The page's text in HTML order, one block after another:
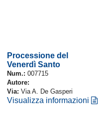
Processione del
Venerdì Santo
Num.: 007715
Autore:
Via: Via A. De Gasperi
Visualizza informazioni